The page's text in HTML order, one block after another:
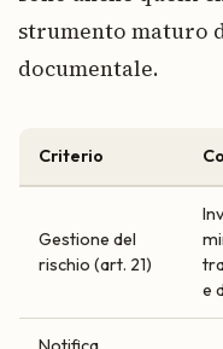
strumento maturo
documentale.
Criterio
Gestione del
rischio (art. 21)
e